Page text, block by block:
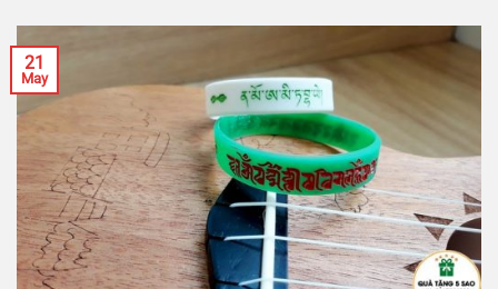
21
May